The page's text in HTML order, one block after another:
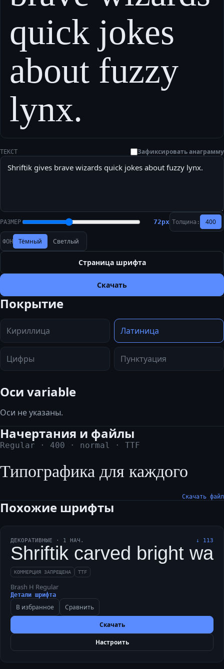
quick jokes
about fuzzy
lynx.
ТЕКСТ Зафиксировать анаграмму
РАЗМЕР 72px Толщина: 400
ФОН Тёмный Светлый
Страница шрифта
Скачать
Покрытие
Кириллица Латиница
Цифры Пунктуация
Оси variable
Оси не указаны.
Начертания и файлы
Regular · 400 · normal · TTF
Типографика для каждого
Скачать файл
Похожие шрифты
ДЕКОРАТИВНЫЕ · 1 НАЧ. ↓ 113
Shriftik carved bright
КОММЕРЦИЯ ЗАПРЕЩЕНА TTF
Brash H Regular
Детали шрифта
В избранное Сравнить
Скачать
Настроить